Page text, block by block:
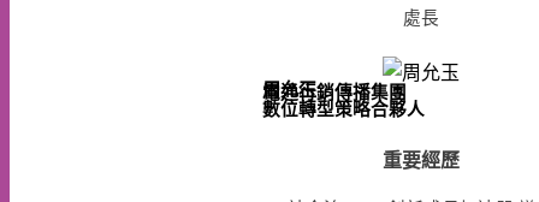
處長
周允玉
電通行銷傳播集團
數位轉型策略合夥人
重要經歷